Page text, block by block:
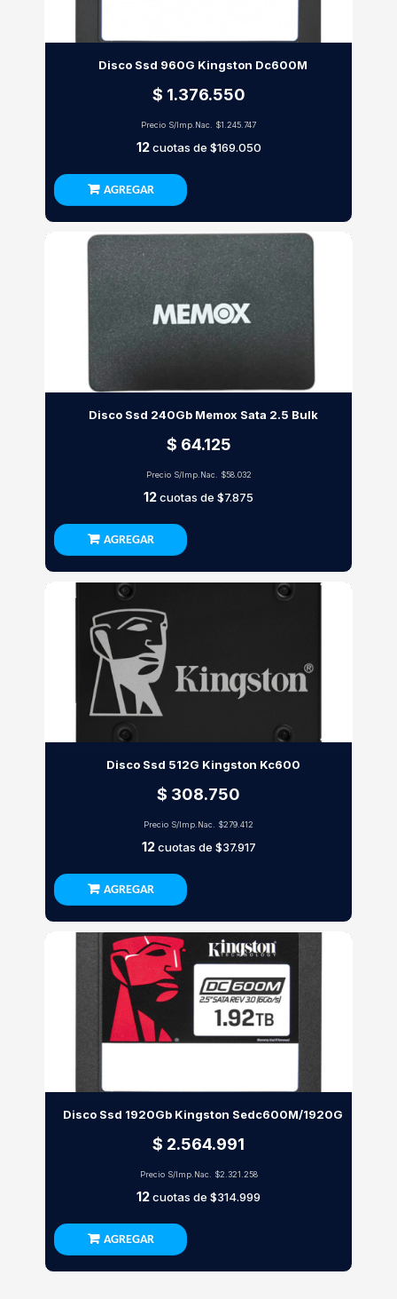
Disco Ssd 960G Kingston Dc600M
$ 1.376.550
Precio S/Imp.Nac. $1.245.747
12cuotas de $169.050
AGREGAR
Disco Ssd 240Gb Memox Sata 2.5 Bulk
$ 64.125
Precio S/Imp.Nac. $58.032
12cuotas de $7.875
AGREGAR
Disco Ssd 512G Kingston Kc600
$ 308.750
Precio S/Imp.Nac. $279.412
12cuotas de $37.917
AGREGAR
Disco Ssd 1920Gb Kingston Sedc600M/1920G
$ 2.564.991
Precio S/Imp.Nac. $2.321.258
12cuotas de $314.999
AGREGAR